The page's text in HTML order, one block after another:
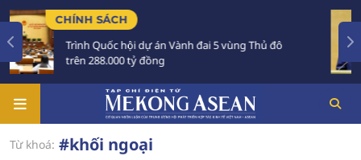
CHÍNH SÁCH
Trình Quốc hội dự án Vành đai 5 vùng Thủ đô
trên 288.000 tỷ đồng
Từ khoá: #khối ngoại